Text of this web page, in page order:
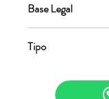
Base Legal
Tipo